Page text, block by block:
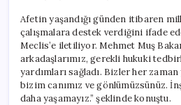
Afetin yaşandığı günden itibaren
çalışmalara destek verdiğini ifade
Meclis’e iletiliyor. Mehmet Muş
arkadaşlarımız, gerekli hukuki
yardımları sağladı. Bizler her zaman
bizim canımız ve gönlümüzsünüz.
daha yaşamayız.” şeklinde konuştu.